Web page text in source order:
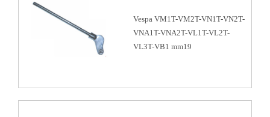
Vespa VM1T-VM2T-VN1T-VN2T-
VNA1T-VNA2T-VL1T-VL2T-
VL3T-VB1 mm19